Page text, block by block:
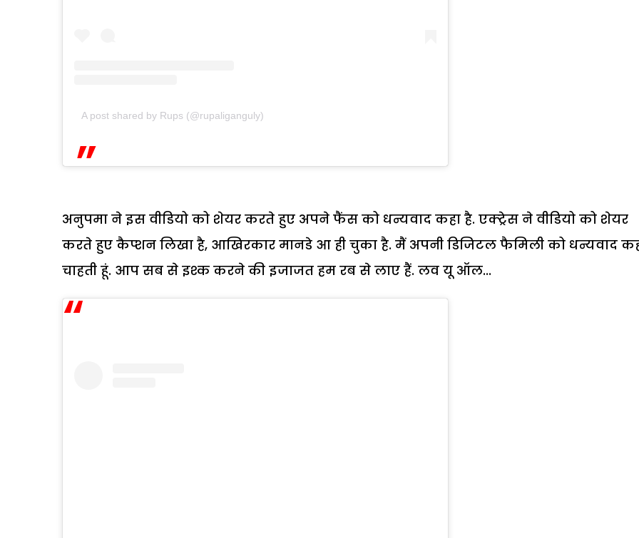
A post shared by Rups (@rupaliganguly)
अनुपमा ने इस वीडियो को शेयर करते हुए अपने फैंस को धन्यवाद कहा है. एक्ट्रेस ने वीडियो को शेयर
करते हुए कैप्शन लिखा है, आखिरकार मानडे आ ही चुका है. मैं अपनी डिजिटल फैमिली को धन्यवाद
चाहती हूं. आप सब से इश्क करने की इजाजत हम रब से लाए हैं. लव यू ऑल...